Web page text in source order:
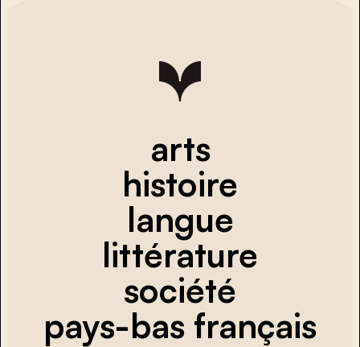
arts
histoire
langue
littérature
société
pays-bas français